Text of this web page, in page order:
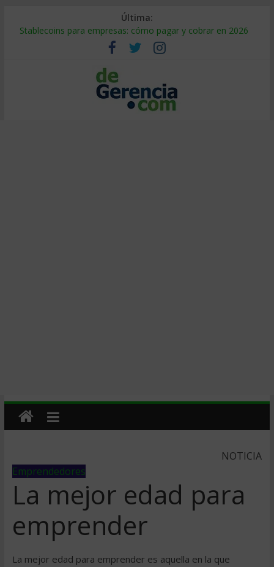
Última:
Stablecoins para empresas: cómo pagar y cobrar en 2026
Despido silencioso: qué es y por qué sale tan caro
IA en selección de personal: cómo auditarla a tiempo
Trabajo forzoso en la cadena de suministro: qué hacer
Mercado hispano de EE. UU.: cómo segmentarlo y venderle
NOTICIA
Emprendedores
La mejor edad para
emprender
La mejor edad para emprender es aquella en la que